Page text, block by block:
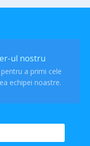
ul nostru
a primi cele
echipei noastre.